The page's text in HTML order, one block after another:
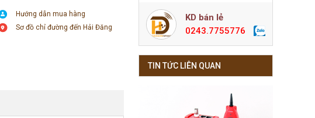
Hướng dẫn mua hàng
Sơ đồ chỉ đường đến Hải Đăng
KD bán lẻ
0243.7755776
TIN TỨC LIÊN QUAN